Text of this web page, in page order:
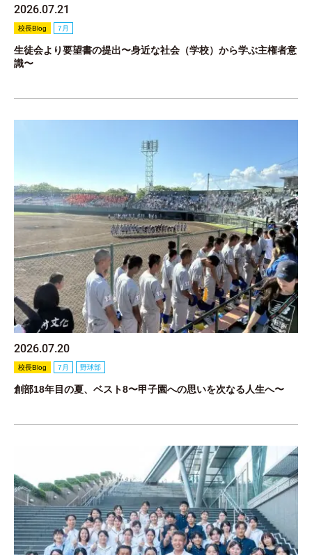
2026.07.21
校長Blog 7月
生徒会より要望書の提出〜身近な社会（学校）から学ぶ主権者意
識〜
2026.07.20
校長Blog 7月 野球部
創部18年目の夏、ベスト8〜甲子園への思いを次なる人生へ〜